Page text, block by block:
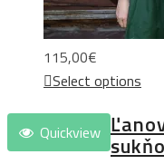
115,00€
Select options
Quickview